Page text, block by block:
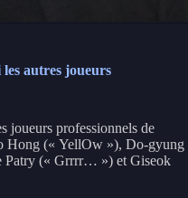
autres joueurs
joueurs professionnels de
Hong (« YellOw »), Do-gyung
Patry (« Grrrr… ») et Giseok